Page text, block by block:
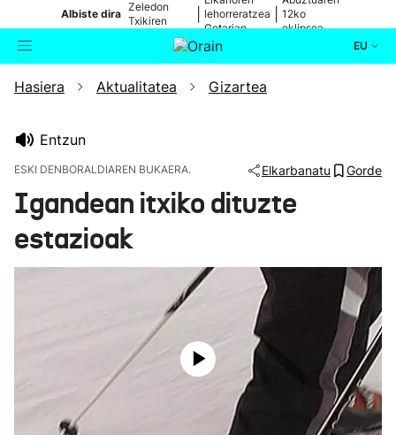
Albiste dira
Zeledon
Txikiren
lehorreratzea
Getarian
12ko
eklipsea
EU
Bilatzailea Aktualitatea
Eguraldia
Hasiera Aktualitatea Gizartea
Entzun
ESKI DENBORALDIAREN BUKAERA. Elkarbanatu Gorde
Igandean itxiko dituzte
estazioak